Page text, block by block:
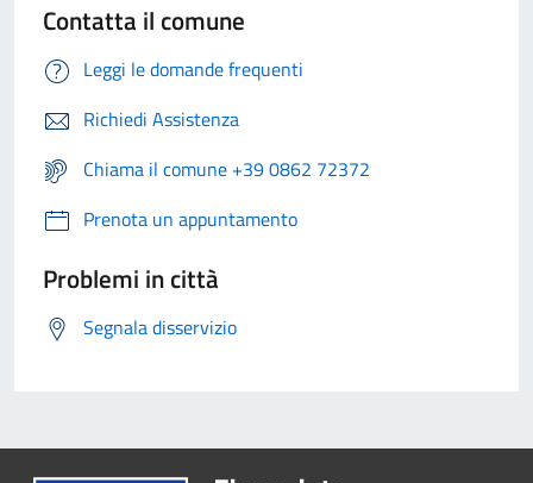
Contatta il comune
Leggi le domande frequenti
Richiedi Assistenza
Chiama il comune +39 0862 72372
Prenota un appuntamento
Problemi in città
Segnala disservizio